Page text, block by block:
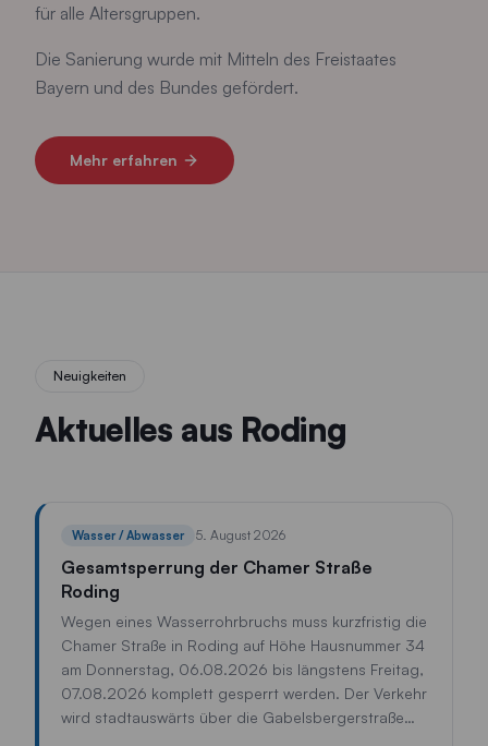
für alle Altersgruppen.
Die Sanierung wurde mit Mitteln des Freistaates
Bayern und des Bundes gefördert.
Mehr erfahren
Neuigkeiten
Aktuelles aus Roding
Wasser / Abwasser 5. August 2026
Gesamtsperrung der Chamer Straße
Roding
Wegen eines Wasserrohrbruchs muss kurzfristig die
Chamer Straße in Roding auf Höhe Hausnummer 34
am Donnerstag, 06.08.2026 bis längstens Freitag,
07.08.2026 komplett gesperrt werden. Der Verkehr
wird stadtauswärts über die Gabelsbergerstraße